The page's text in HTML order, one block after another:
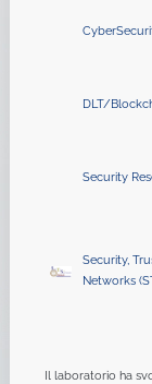
DLT/
Security
Security,
Networks
Il laboratorio ha